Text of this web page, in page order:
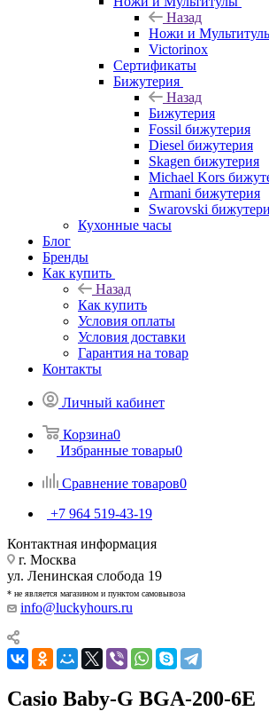
Назад
Ножи и
Victorinox
Сертификаты
Бижутерия
Назад
Бижутерия
Fossil бижутерия
Diesel бижутерия
Skagen бижутерия
Michael Kors
Armani бижутерия
Swarovski
Кухонные часы
Блог
Бренды
Как купить
Назад
Как купить
Условия оплаты
Условия доставки
Гарантия на товар
Контакты
Личный кабинет
Корзина0
Избранные товары0
Сравнение товаров0
+7 964 519-43-19
Контактная информация
г. Москва
ул. Ленинская слобода 19
* не является магазином и пунктом самовывоза
info@luckyhours.ru
Casio Baby-G BGA-200-6E